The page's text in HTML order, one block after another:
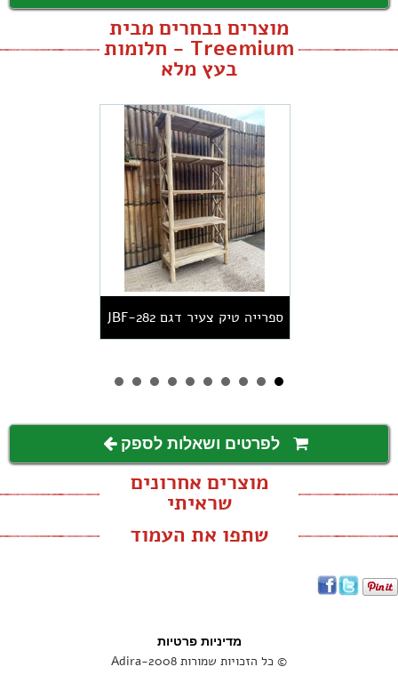
מוצרים נבחרים מבית
Treemium - חלומות
בעץ מלא
ספרייה טיק צעיר דגם JBF-282
לפרטים ושאלות לספק
מוצרים אחרונים
שראיתי
שתפו את העמוד
מדיניות פרטיות
© כל הזכויות שמורות Adira-2008